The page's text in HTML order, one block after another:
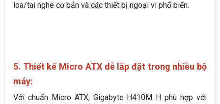
loa/tai nghe cơ bản và các thiết bị ngoại vi phổ biến.
5. Thiết kế Micro ATX dễ lắp đặt trong nhiều bộ
máy:
Với chuẩn Micro ATX, Gigabyte H410M H phù hợp với